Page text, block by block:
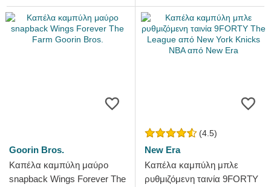
Goorin Bros.
Καπέλα καμπύλη μαύρο
snapback Wings Forever The
(4.5)
New Era
Καπέλα καμπύλη μπλε
ρυθμιζόμενη ταινία 9FORTY